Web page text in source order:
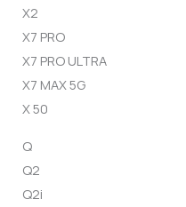
X2
X7 PRO
X7 PRO ULTRA
X7 MAX 5G
X 50
Q
Q2
Q2i